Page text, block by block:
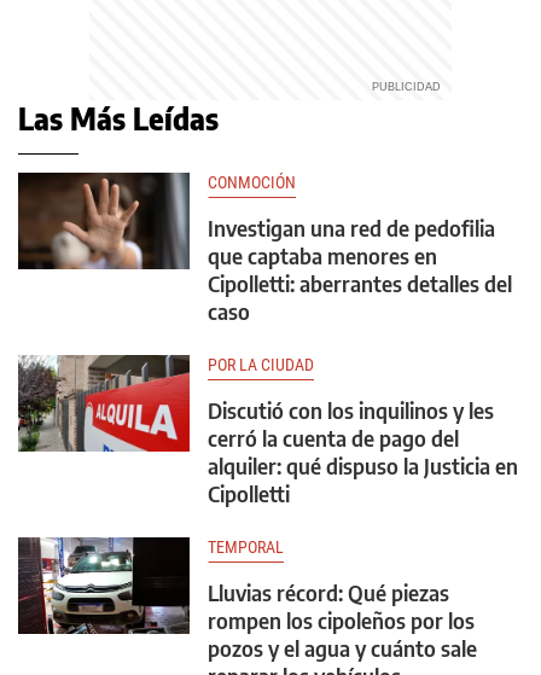
Las Más Leídas
CONMOCIÓN
Investigan una red de pedofilia
que captaba menores en
Cipolletti: aberrantes detalles del
caso
POR LA CIUDAD
Discutió con los inquilinos y les
cerró la cuenta de pago del
alquiler: qué dispuso la Justicia en
Cipolletti
TEMPORAL
Lluvias récord: Qué piezas
rompen los cipoleños por los
pozos y el agua y cuánto sale